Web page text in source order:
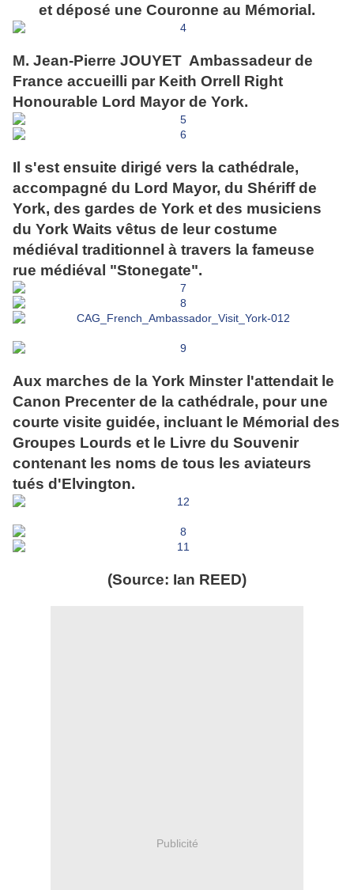
et déposé une Couronne au Mémorial.
M. Jean-Pierre JOUYET Ambassadeur de
France accueilli par Keith Orrell Right
Honourable Lord Mayor de York.
Il s'est ensuite dirigé vers la cathédrale,
accompagné du Lord Mayor, du Shériff de
York, des gardes de York et des musiciens
du York Waits vêtus de leur costume
médiéval traditionnel à travers la fameuse
rue médiéval "Stonegate".
Aux marches de la York Minster l'attendait le
Canon Precenter de la cathédrale, pour une
courte visite guidée, incluant le Mémorial des
Groupes Lourds et le Livre du Souvenir
contenant les noms de tous les aviateurs
tués d'Elvington.
(Source: Ian REED)
Publicité